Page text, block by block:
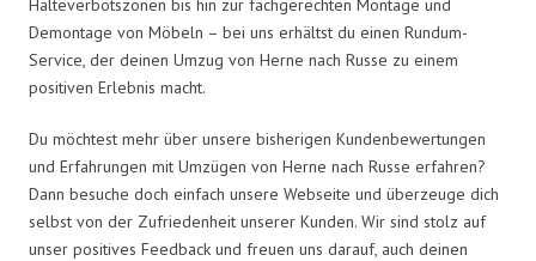
Halteverbotszonen bis hin zur fachgerechten Montage und
Demontage von Möbeln – bei uns erhältst du einen Rundum-
Service, der deinen Umzug von Herne nach Russe zu einem
positiven Erlebnis macht.
Du möchtest mehr über unsere bisherigen Kundenbewertungen
und Erfahrungen mit Umzügen von Herne nach Russe erfahren?
Dann besuche doch einfach unsere Webseite und überzeuge dich
selbst von der Zufriedenheit unserer Kunden. Wir sind stolz auf
unser positives Feedback und freuen uns darauf, auch deinen